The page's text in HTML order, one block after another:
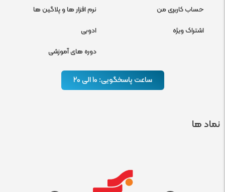
حساب کاربری من
اشتراک ویژه
نرم افزار ها و پلاگین ها
ادوبی
دوره های آموزشی
ساعت پاسخگویی: 10 الی 20
نماد ها